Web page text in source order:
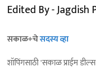
Edited By - Jagdish
सकाळ+चेसदस्य व्हा
शॉपिंगसाठी 'सकाळ प्राईम